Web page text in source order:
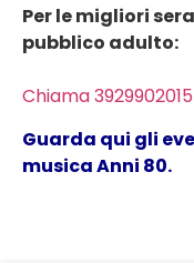
Per le migliori
pubblico adulto:
Chiama 3929902015
Guarda qui gli
musica Anni 80.